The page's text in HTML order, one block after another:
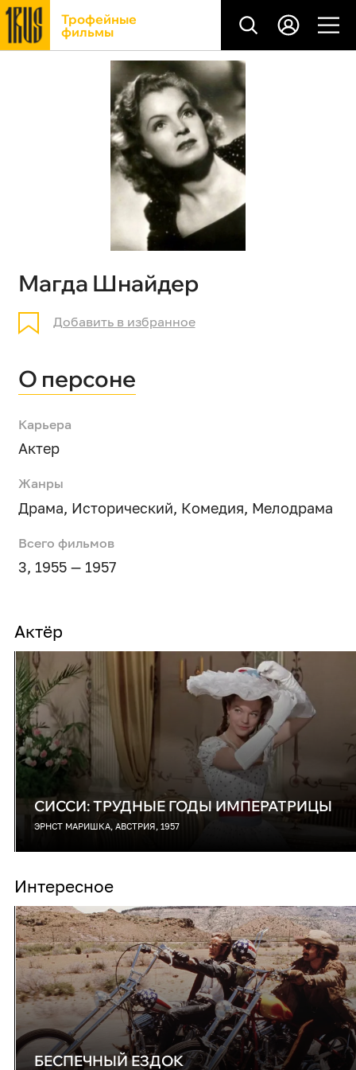
Трофейные
фильмы
Магда Шнайдер
Добавить в избранное
О персоне
Карьера
Актер
Жанры
Драма, Исторический, Комедия, Мелодрама
Всего фильмов
3, 1955 — 1957
Актёр
СИССИ: ТРУДНЫЕ ГОДЫ ИМПЕРАТРИЦЫ
ЭРНСТ МАРИШКА, АВСТРИЯ, 1957
Интересное
БЕСПЕЧНЫЙ ЕЗДОК